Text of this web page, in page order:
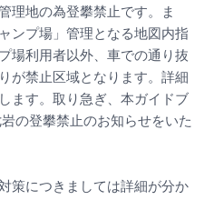
理地の為登攀禁止です。ま
ンプ場」管理となる地図内指
場利用者以外、車での通り抜
が禁止区域となります。詳細
ます。取り急ぎ、本ガイドブ
の登攀禁止のお知らせをいた
策につきましては詳細が分か